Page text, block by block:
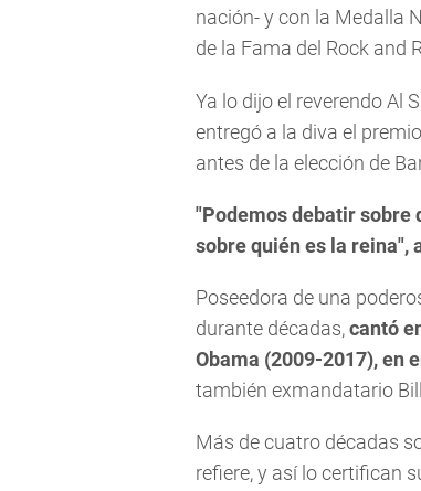
nación- y con la Medalla
de la Fama del Rock and
Ya lo dijo el reverendo Al
entregó a la diva el
antes de la elección de
"Podemos debatir sobre
sobre quién es la reina",
Poseedora de una
durante décadas,cantó
Obama (2009-2017), en
también exmandatario
Más de cuatro décadas
refiere, y así lo certifican